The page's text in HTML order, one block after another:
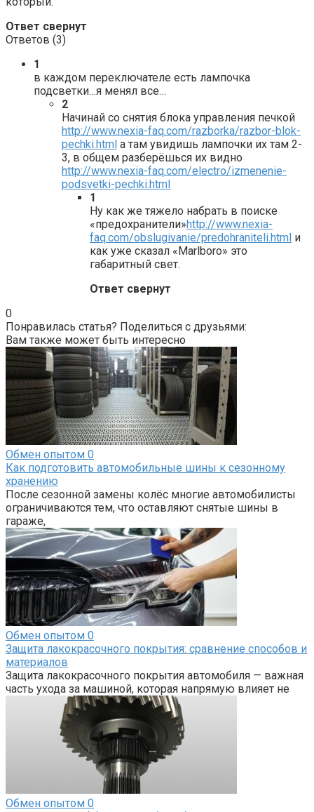
Ответ свернут
Ответов (3)
1
в каждом переключателе есть лампочка
подсветки…я менял все…
2
Начинай со снятия блока управления печкой
http://www.nexia-faq.com/razborka/razbor-blok-
pechki.html а там увидишь лампочки их там 2-
3, в общем разберёшься их видно
http://www.nexia-faq.com/electro/izmenenie-
podsvetki-pechki.html
1
Ну как же тяжело набрать в поиске
«предохранители»http://www.nexia-
faq.com/obslugivanie/predohraniteli.html и
как уже сказал «Marlboro» это
габаритный свет.
Ответ свернут
0
Понравилась статья? Поделиться с друзьями:
Вам также может быть интересно
Обмен опытом 0
Как подготовить автомобильные шины к сезонному
хранению
После сезонной замены колёс многие автомобилисты
ограничиваются тем, что оставляют снятые шины в
гараже,
Обмен опытом 0
Защита лакокрасочного покрытия: сравнение способов и
материалов
Защита лакокрасочного покрытия автомобиля — важная
часть ухода за машиной, которая напрямую влияет не
Обмен опытом 0